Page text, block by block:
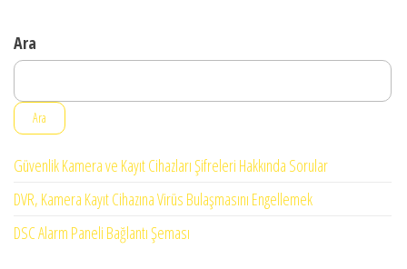
Ara
Ara
Güvenlik Kamera ve Kayıt Cihazları Şifreleri Hakkında Sorular
DVR, Kamera Kayıt Cihazına Virüs Bulaşmasını Engellemek
DSC Alarm Paneli Bağlantı Şeması